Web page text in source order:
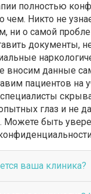
полностью
чем. Никто не
ни о самой
документы,
вносим данные
пациентов на
глаз и не
Можете быть
ваша клиника?